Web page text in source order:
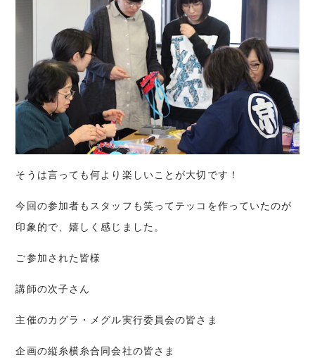
そうは言っても何より楽しいことが大切です！
今回の参加者もスタッフも笑ってテッコを作っていたのが
印象的で、嬉しく感じました。
ご参加された皆様
講師の次子さん
主催のカグラ・メグル実行委員会の皆さま
企画の縦糸横糸合同会社の皆さま